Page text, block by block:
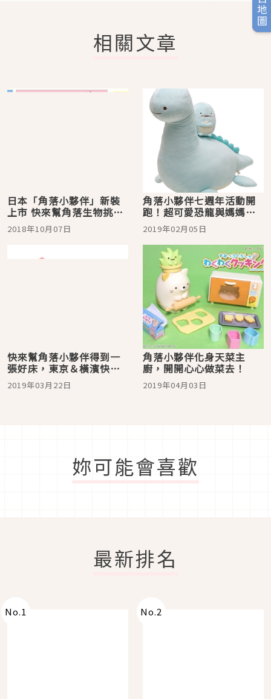
相關文章
日本「角落小夥伴」新裝
上市 快來幫角落生物挑件
可愛的斗篷吧！
2018年10月07日
角落小夥伴七週年活動開
跑！超可愛恐龍與媽媽聯
手出擊
2019年02月05日
快來幫角落小夥伴得到一
張好床，東京＆橫濱快閃
店登場！
2019年03月22日
角落小夥伴化身天菜主
廚，開開心心做菜去！
2019年04月03日
妳可能會喜歡
最新排名
No.1 No.2